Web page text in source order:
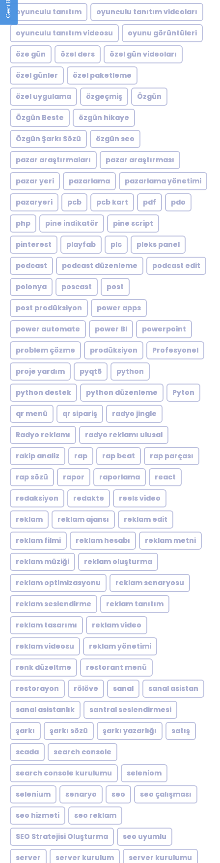
oyunculu tanıtım oyunculu tanıtım videoları
oyunculu tanıtım videosu oyunu görüntüleri
öze gün özel ders özel gün videoları
özel günler özel paketleme
özel uygulama özgeçmiş Özgün
Özgün Beste özgün hikaye
Özgün Şarkı Sözü özgün seo
pazar araştırmaları pazar araştırması
pazar yeri pazarlama pazarlama yönetimi
pazaryeri pcb pcb kart pdf pdo
php pine indikatör pine script
pinterest playfab plc pleks panel
podcast podcast düzenleme podcast edit
polonya poscast post
post prodüksiyon power apps
power automate power BI powerpoint
problem çözme prodüksiyon Profesyonel
proje yardım pyqt5 python
python destek python düzenleme Pyton
qr menü qr sipariş radyo jingle
Radyo reklamı radyo reklamı ulusal
rakip analiz rap rap beat rap parçası
rap sözü rapor raporlama react
redaksiyon redakte reels video
reklam reklam ajansı reklam edit
reklam filmi reklam hesabı reklam metni
reklam müziği reklam oluşturma
reklam optimizasyonu reklam senaryosu
reklam seslendirme reklam tanıtım
reklam tasarımı reklam video
reklam videosu reklam yönetimi
renk düzeltme restorant menü
restorayon rölöve sanal sanal asistan
sanal asistanlık santral seslendirmesi
şarkı şarkı sözü şarkı yazarlığı satış
scada search console
search console kurulumu seleniom
selenium senaryo seo seo çalışması
seo hizmeti seo reklam
SEO Stratejisi Oluşturma seo uyumlu
server server kurulum server kurulumu